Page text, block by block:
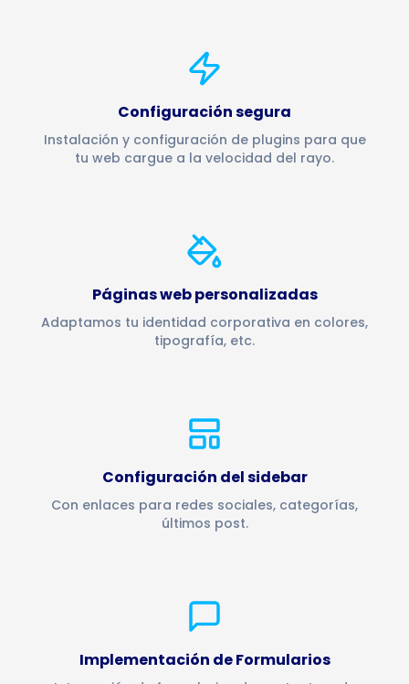
Configuración segura
Instalación y configuración de plugins para que
tu web cargue a la velocidad del rayo.
Páginas web personalizadas
Adaptamos tu identidad corporativa en colores,
tipografía, etc.
Configuración del sidebar
Con enlaces para redes sociales, categorías,
últimos post.
Implementación de Formularios